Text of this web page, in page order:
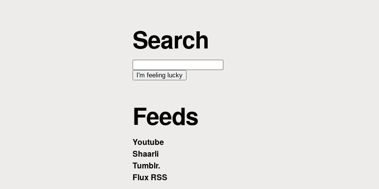
Search
Feeds
Youtube
Shaarli
Tumblr.
Flux RSS